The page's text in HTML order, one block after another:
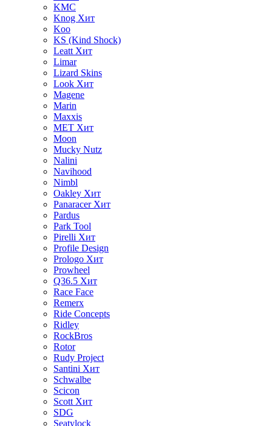
KMC
Knog Хит
Koo
KS (Kind Shock)
Leatt Хит
Limar
Lizard Skins
Look Хит
Magene
Marin
Maxxis
MET Хит
Moon
Mucky Nutz
Nalini
Navihood
Nimbl
Oakley Хит
Panaracer Хит
Pardus
Park Tool
Pirelli Хит
Profile Design
Prologo Хит
Prowheel
Q36.5 Хит
Race Face
Remerx
Ride Concepts
Ridley
RockBros
Rotor
Rudy Project
Santini Хит
Schwalbe
Scicon
Scott Хит
SDG
Seatylock